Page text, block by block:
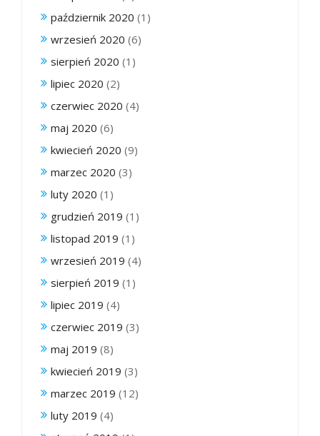
październik 2020 (1)
wrzesień 2020 (6)
sierpień 2020 (1)
lipiec 2020 (2)
czerwiec 2020 (4)
maj 2020 (6)
kwiecień 2020 (9)
marzec 2020 (3)
luty 2020 (1)
grudzień 2019 (1)
listopad 2019 (1)
wrzesień 2019 (4)
sierpień 2019 (1)
lipiec 2019 (4)
czerwiec 2019 (3)
maj 2019 (8)
kwiecień 2019 (3)
marzec 2019 (12)
luty 2019 (4)